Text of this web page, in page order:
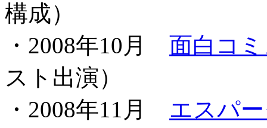
構成）
・2008年10月 面白コ
スト出演）
・2008年11月 エスパ